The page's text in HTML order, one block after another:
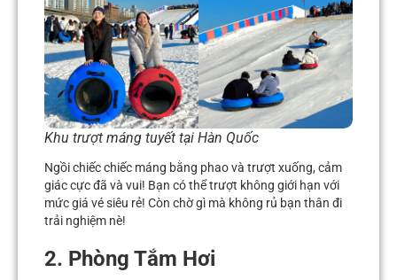
Khu trượt máng tuyết tại Hàn Quốc
Ngồi chiếc chiếc máng bằng phao và trượt xuống, cảm
giác cực đã và vui! Bạn có thể trượt không giới hạn với
mức giá vé siêu rẻ! Còn chờ gì mà không rủ bạn thân đi
trải nghiệm nè!
2. Phòng Tắm Hơi